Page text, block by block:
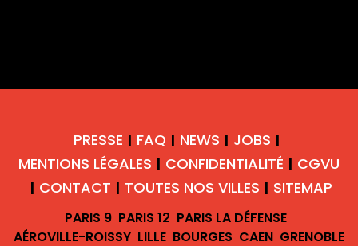
PRESSE | FAQ | NEWS | JOBS |
MENTIONS LÉGALES | CONFIDENTIALITÉ | CGVU
| CONTACT | TOUTES NOS VILLES | SITEMAP
PARIS 9 PARIS 12 PARIS LA DÉFENSE
AÉROVILLE-ROISSY LILLE BOURGES CAEN GRENOBLE